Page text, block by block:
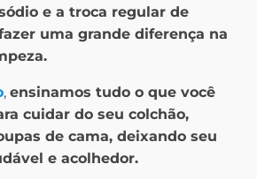
e a troca regular de
uma grande diferença na
, ensinamos tudo o que você
cuidar do seu colchão,
de cama, deixando seu
e acolhedor.